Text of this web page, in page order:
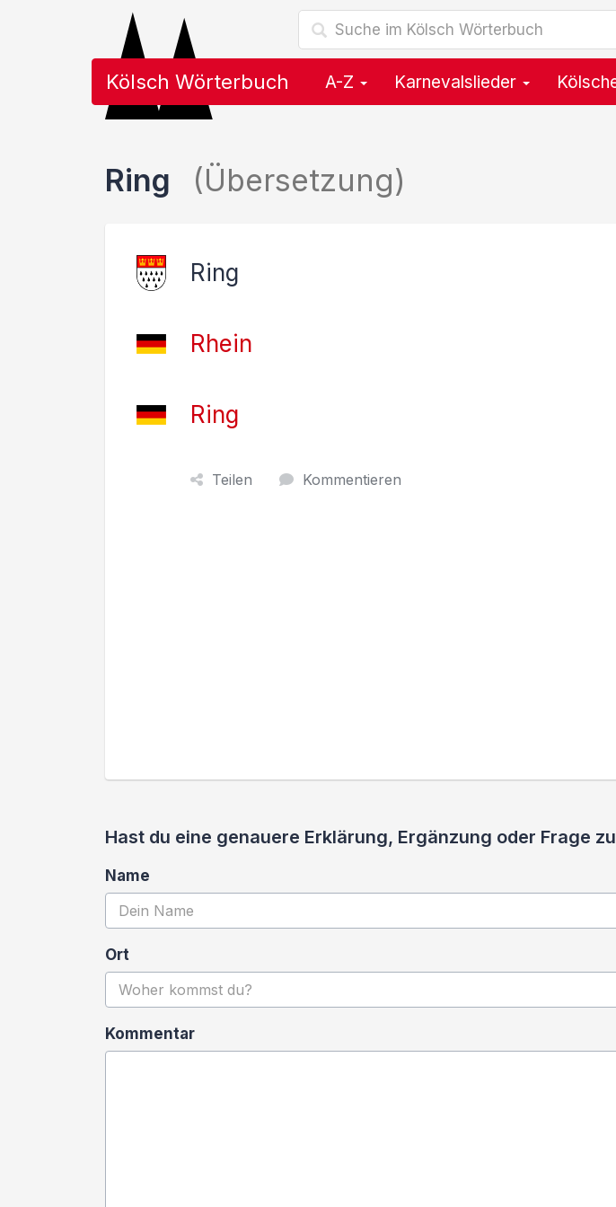
Kölsch Wörterbuch A-Z Karnevalslieder
Ring (Übersetzung)
Ring
Rhein
Ring
Teilen Kommentieren
Hast du eine genauere Erklärung, Ergänzung oder Frage
Name
Ort
Kommentar